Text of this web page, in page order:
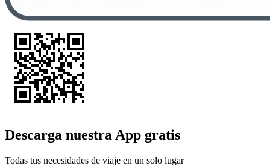
Descarga nuestra App gratis
Todas tus necesidades de viaje en un solo lugar